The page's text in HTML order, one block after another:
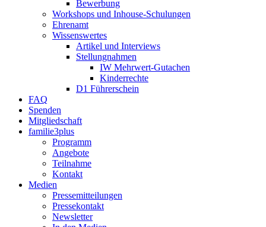
Bewerbung
Workshops und Inhouse-Schulungen
Ehrenamt
Wissenswertes
Artikel und Interviews
Stellungnahmen
IW Mehrwert-Gutachen
Kinderrechte
D1 Führerschein
FAQ
Spenden
Mitgliedschaft
familie3plus
Programm
Angebote
Teilnahme
Kontakt
Medien
Pressemitteilungen
Pressekontakt
Newsletter